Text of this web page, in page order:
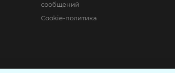
сообщений
Cookie-политика